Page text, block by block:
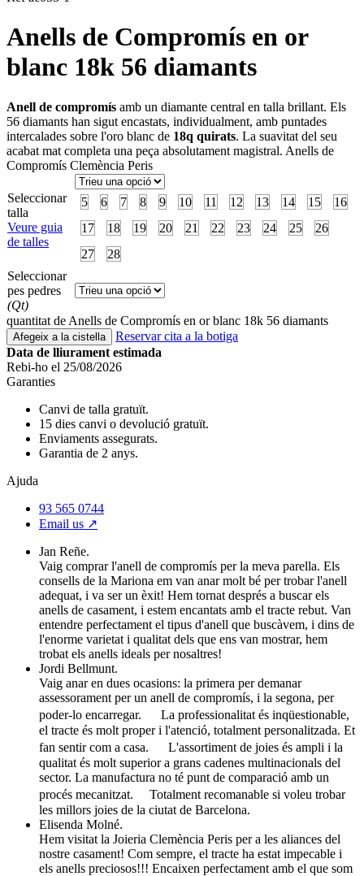
Anells de Compromís en or
blanc 18k 56 diamants
Anell de compromís amb un diamante central en talla brillant. Els
56 diamants han sigut encastats, individualment, amb puntades
intercalades sobre l'oro blanc de 18q quirats. La suavitat del seu
acabat mat completa una peça absolutament magistral. Anells de
Compromís Clemència Peris
Seleccionar
talla
Veure guia
de talles
5 6 7 8 9 10 11 12 13 14 15
16
17
18 19 20 21 22 23 24 25
26
27
28
Seleccionar
pes pedres
(Qt)
quantitat de Anells de Compromís en or blanc 18k 56 diamants
Afegeix a la cistella
Reservar cita a la botiga
Data de lliurament estimada
Rebi-ho el 25/08/2026
Garanties
Canvi de talla gratuït.
15 dies canvi o devolució gratuït.
Enviaments assegurats.
Garantia de 2 anys.
Ajuda
93 565 0744
Email us ↗︎
Jan Reñe.
Vaig comprar l'anell de compromís per la meva parella. Els
consells de la Mariona em van anar molt bé per trobar l'anell
adequat, i va ser un èxit! Hem tornat després a buscar els
anells de casament, i estem encantats amb el tracte rebut. Van
entendre perfectament el tipus d'anell que buscàvem, i dins de
l'enorme varietat i qualitat dels que ens van mostrar, hem
trobat els anells ideals per nosaltres!
Jordi Bellmunt.
Vaig anar en dues ocasions: la primera per demanar
assessorament per un anell de compromís, i la segona, per
poder-lo encarregar. La professionalitat és inqüestionable,
el tracte és molt proper i l'atenció, totalment personalitzada. Et
fan sentir com a casa. L'assortiment de joies és ampli i la
qualitat és molt superior a grans cadenes multinacionals del
sector. La manufactura no té punt de comparació amb un
procés mecanitzat. Totalment recomanable si voleu trobar
les millors joies de la ciutat de Barcelona.
Elisenda Molné.
Hem visitat la Joieria Clemència Peris per a les aliances del
nostre casament! Com sempre, el tracte ha estat impecable i
els anells preciosos!!! Encaixen perfectament amb el que som